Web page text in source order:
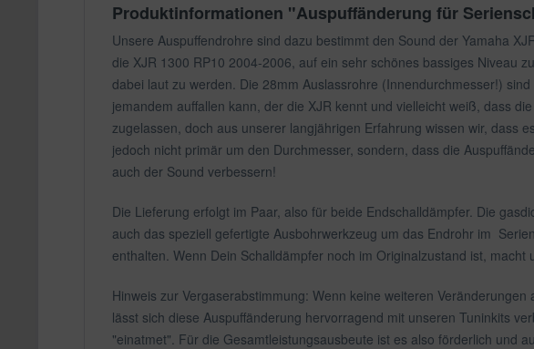
Produktinformationen "Auspuffänderung für
Unsere Auspuffendrohre sind dazu bestimmt den Sound der Yamaha
die XJR 1300 RP10 2004-2006, auf ein sehr schönes bassiges Niveau
dabei laut zu werden. Die 28mm Auslassrohre (Innendurchmesser!)
jemandem auffallen kann, der die XJR kennt und vielleicht weiß, dass
zugelassen, doch aus unserer langjährigen Erfahrung wissen wir, dass
jedoch nicht primär um den Durchmesser, sondern, dass die
auch der Sound verbessern!
Die Lieferung erfolgt im Paar, also für beide Endschalldämpfer. Die
auch das speziell gefertigte Ausbohrwerkzeug um das Endrohr im
enthalten. Wenn Dein Schalldämpfer noch im Originalzustand ist,
Hinweis zur Vergaserabstimmung: Wenn keine weiteren
lässt sich diese Auspuffänderung hervorragend mit unseren Tuninkits
"einatmet". Für die Gesamtleistungsausbeute ist es also förderlich und